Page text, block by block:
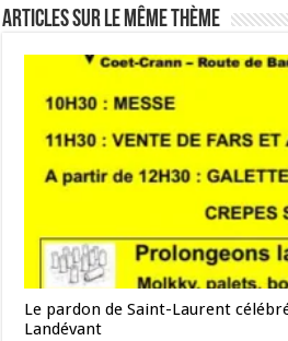
Articles sur le même thème
Le pardon de Saint-Laurent
Landévant